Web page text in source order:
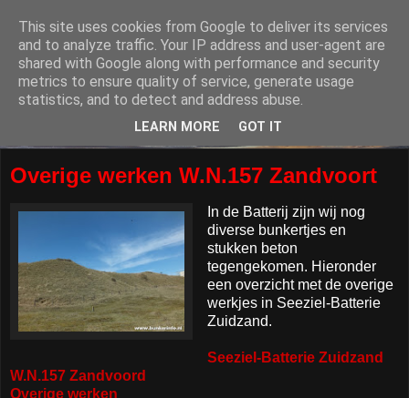
Overige werken W.N.157 Zandvoort
In de Batterij zijn wij nog
diverse bunkertjes en
stukken beton
tegengekomen. Hieronder
een overzicht met de overige
werkjes in Seeziel-Batterie
Zuidzand.
Seeziel-Batterie Zuidzand
W.N.157 Zandvoord
Overige werken
This site uses cookies from Google to deliver its services
and to analyze traffic. Your IP address and user-agent are
shared with Google along with performance and security
metrics to ensure quality of service, generate usage
statistics, and to detect and address abuse.
LEARN MORE GOT IT